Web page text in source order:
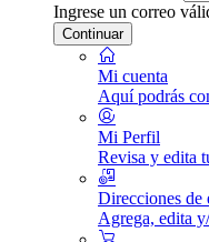
Ingrese un correo
Continuar
Mi cuenta
Aquí podrás
Mi Perfil
Revisa y edita
Direcciones de
Agrega, edita